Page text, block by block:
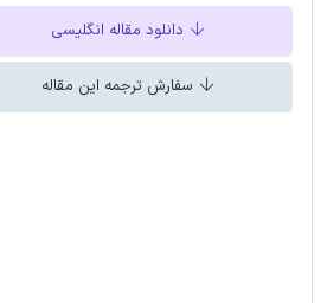
دانلود مقاله انگلیسی
سفارش ترجمه این مقاله